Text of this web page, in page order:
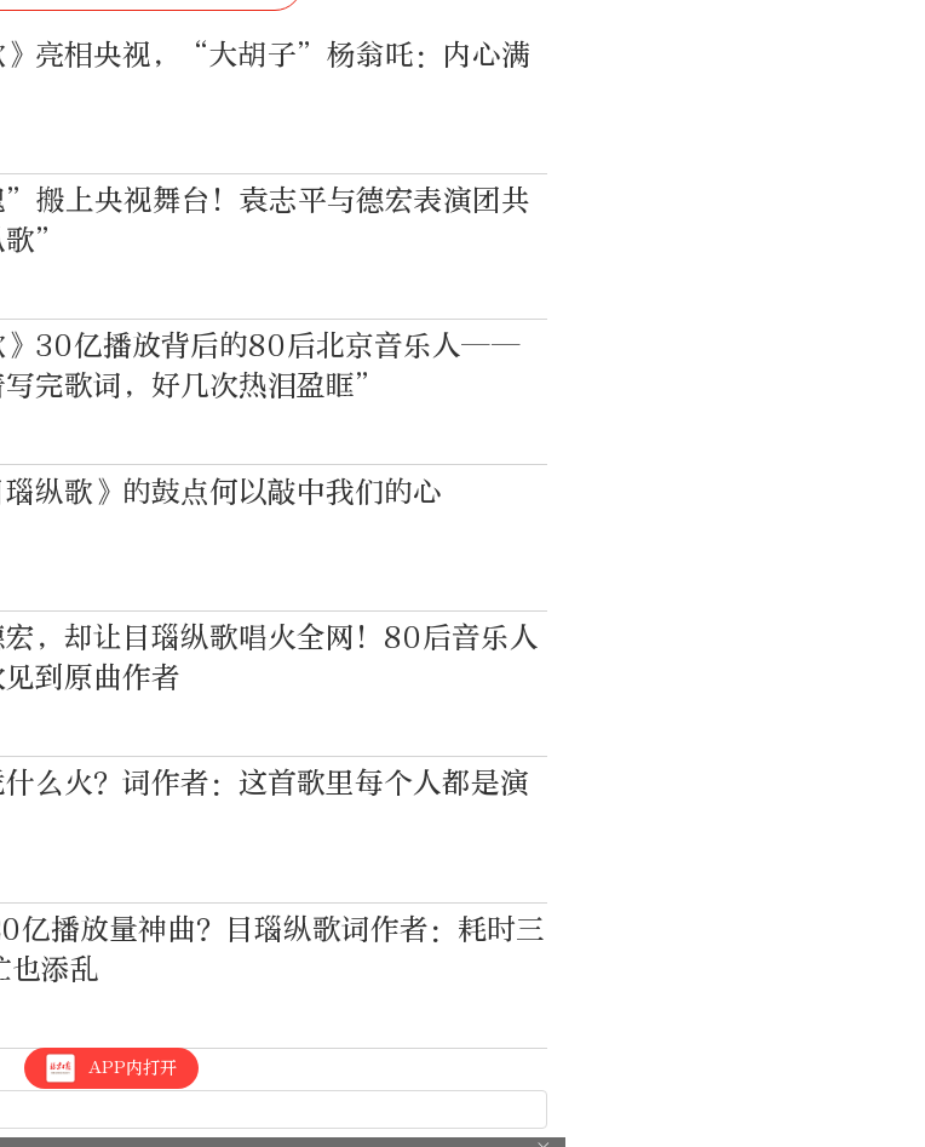
》亮相央视，“大胡子”杨翁吒：内心满
搬上央视舞台！袁志平与德宏表演团共
”
》30亿播放背后的80后北京音乐人——
完歌词，好几次热泪盈眶”
纵歌》的鼓点何以敲中我们的心
，却让目瑙纵歌唱火全网！80后音乐人
到原曲作者
什么火？词作者：这首歌里每个人都是演
亿播放量神曲？目瑙纵歌词作者：耗时三
也添乱
APP内打开